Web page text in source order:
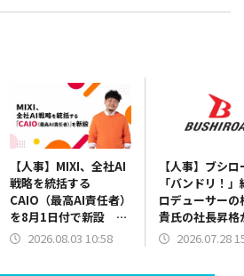
【人事】MIXI、全社AI
戦略を統括する
CAIO（最高AI責任者）
を8月1日付で新設 取
締役上級執行役員の村
2026.08.03 10:58
【人事】ブシ
「バンドリ！
ロデューサーの
貴氏の社長昇格
定 木谷高明社
2026.07.28